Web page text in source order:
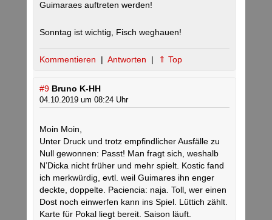
Guimaraes auftreten werden!
Sonntag ist wichtig, Fisch weghauen!
Kommentieren | Antworten | ⇑ Top
#9 Bruno K-HH
04.10.2019 um 08:24 Uhr
Moin Moin,
Unter Druck und trotz empfindlicher Ausfälle zu
Null gewonnen: Passt! Man fragt sich, weshalb
N’Dicka nicht früher und mehr spielt. Kostic fand
ich merkwürdig, evtl. weil Guimares ihn enger
deckte, doppelte. Paciencia: naja. Toll, wer einen
Dost noch einwerfen kann ins Spiel. Lüttich zählt.
Karte für Pokal liegt bereit. Saison läuft.